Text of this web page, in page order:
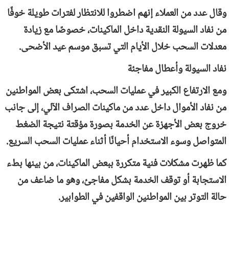
وقال عدد من العملاء إنهم اضطروا للانتظار لفترات طويلة خوفًا
من نفاد السيولة النقدية داخل الماكينات، خصوصًا مع زيادة
معدلات السحب خلال الأيام التي تسبق موسم عيد الأضحى.
نفاد السيولة وأعطال مفاجئة
ومع الارتفاع الكبير في عمليات السحب، اشتكى بعض المواطنين
من نفاد الأموال داخل عدد من ماكينات الصراف الآلي، إلى جانب
خروج بعض الأجهزة عن الخدمة بصورة مؤقتة نتيجة الضغط
المتواصل وسوء الاستخدام أحيانًا أثناء عمليات السحب السريع.
كما ظهرت مشكلات فنية متكررة ببعض الماكينات، من بينها بطء
الاستجابة أو توقف الخدمة بشكل مفاجئ، وهو ما ضاعف من
حالة التوتر بين المواطنين الواقفين في الطوابير.